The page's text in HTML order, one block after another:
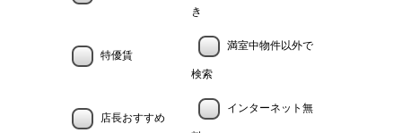
き
特優賃
満室中物件以外で
検索
店長おすすめ
インターネット無